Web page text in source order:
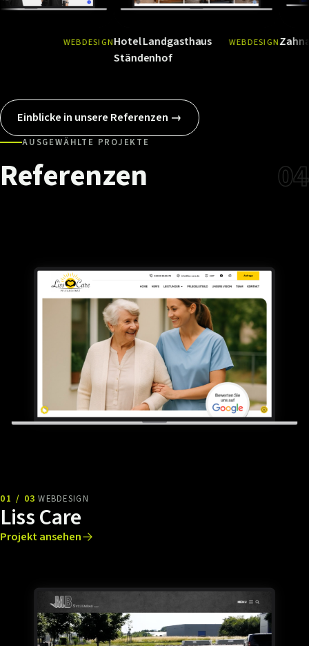
WEBDESIGN Ansehen→
Hotel Landgasthaus
Ständenhof
WEBDESIGN Ansehen→
Zahnarzt
Einblicke in unsere Referenzen →
AUSGEWÄHLTE PROJEKTE
Referenzen 04
01 / 03 WEBDESIGN
Liss Care
Projekt ansehen